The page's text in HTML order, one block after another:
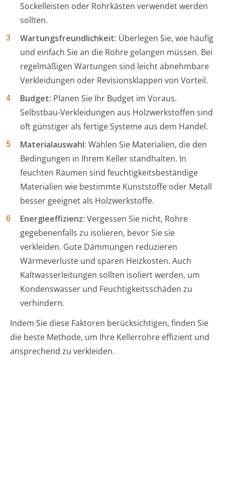
Sockelleisten oder Rohrkästen verwendet werden
sollten.
Wartungsfreundlichkeit: Überlegen Sie, wie häufig
und einfach Sie an die Rohre gelangen müssen. Bei
regelmäßigen Wartungen sind leicht abnehmbare
Verkleidungen oder Revisionsklappen von Vorteil.
Budget: Planen Sie Ihr Budget im Voraus.
Selbstbau-Verkleidungen aus Holzwerkstoffen sind
oft günstiger als fertige Systeme aus dem Handel.
Materialauswahl: Wählen Sie Materialien, die den
Bedingungen in Ihrem Keller standhalten. In
feuchten Räumen sind feuchtigkeitsbeständige
Materialien wie bestimmte Kunststoffe oder Metall
besser geeignet als Holzwerkstoffe.
Energieeffizienz: Vergessen Sie nicht, Rohre
gegebenenfalls zu isolieren, bevor Sie sie
verkleiden. Gute Dämmungen reduzieren
Wärmeverluste und sparen Heizkosten. Auch
Kaltwasserleitungen sollten isoliert werden, um
Kondenswasser und Feuchtigkeitsschäden zu
verhindern.
Indem Sie diese Faktoren berücksichtigen, finden Sie
die beste Methode, um Ihre Kellerrohre effizient und
ansprechend zu verkleiden.